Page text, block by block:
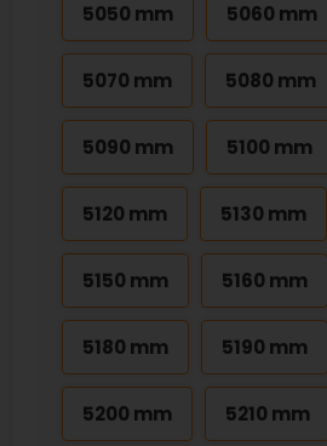
5050 mm 5060 mm
5070 mm 5080 mm
5090 mm 5100 mm
5120 mm 5130 mm
5150 mm 5160 mm
5180 mm 5190 mm
5200 mm 5210 mm